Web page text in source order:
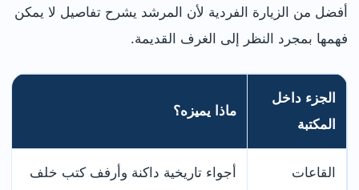
أفضل من الزيارة الفردية لأن المرشد يشرح تفاصيل لا يمكن
فهمها بمجرد النظر إلى الغرف القديمة.
الجزء داخل
المكتبة
ماذا يميزه؟
القاعات
أجواء تاريخية داكنة وأرفف كتب خلف